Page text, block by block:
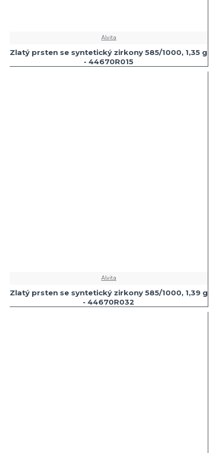
Alvita
Zlatý prsten se syntetický zirkony 585/1000, 1,35 g
- 44670R015
Alvita
Zlatý prsten se syntetický zirkony 585/1000, 1,39 g
- 44670R032